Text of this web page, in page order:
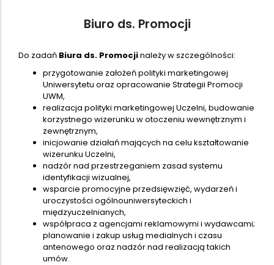
Biuro ds. Promocji
Do zadań Biura ds. Promocjinależy w szczególności:
przygotowanie założeń polityki marketingowej
Uniwersytetu oraz opracowanie Strategii Promocji
UWM,
realizacja polityki marketingowej Uczelni, budowanie
korzystnego wizerunku w otoczeniu wewnętrznym i
zewnętrznym,
inicjowanie działań mających na celu kształtowanie
wizerunku Uczelni,
nadzór nad przestrzeganiem zasad systemu
identyfikacji wizualnej,
wsparcie promocyjne przedsięwzięć, wydarzeń i
uroczystości ogólnouniwersyteckich i
międzyuczelnianych,
współpraca z agencjami reklamowymi i wydawcami;
planowanie i zakup usług medialnych i czasu
antenowego oraz nadzór nad realizacją takich
umów.